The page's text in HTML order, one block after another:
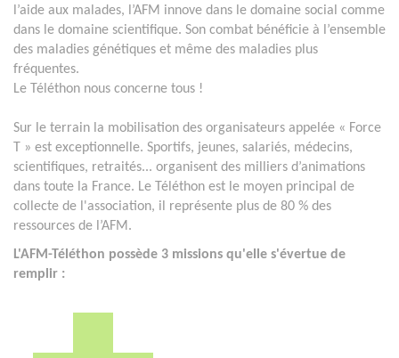
l’aide aux malades, l’AFM innove dans le domaine social comme
dans le domaine scientifique. Son combat bénéficie à l’ensemble
des maladies génétiques et même des maladies plus
fréquentes.
Le Téléthon nous concerne tous !
Sur le terrain la mobilisation des organisateurs appelée « Force
T » est exceptionnelle. Sportifs, jeunes, salariés, médecins,
scientifiques, retraités... organisent des milliers d’animations
dans toute la France. Le Téléthon est le moyen principal de
collecte de l'association, il représente plus de 80 % des
ressources de l’AFM.
L'AFM-Téléthon possède 3 missions qu'elle s'évertue de
remplir :